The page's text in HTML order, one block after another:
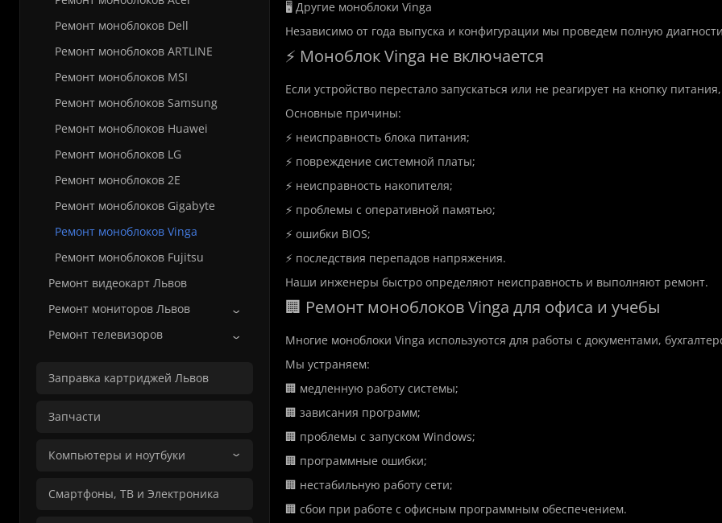
Ремонт моноблоков Dell
Ремонт моноблоков ARTLINE
Ремонт моноблоков MSI
Ремонт моноблоков Samsung
Ремонт моноблоков Huawei
Ремонт моноблоков LG
Ремонт моноблоков 2E
Ремонт моноблоков Gigabyte
Ремонт моноблоков Vinga
Ремонт моноблоков Fujitsu
Ремонт видеокарт Львов
Ремонт мониторов Львов
Ремонт телевизоров
Заправка картриджей Львов
Запчасти
Компьютеры и ноутбуки
Смартфоны, ТВ и Электроника
🖥️ Другие моноблоки Vinga
Независимо от года выпуска и конфигурации мы проведем полную
⚡ Моноблок Vinga не включается
Если устройство перестало запускаться или не реагирует на кнопку
Основные причины:
⚡ неисправность блока питания;
⚡ повреждение системной платы;
⚡ неисправность накопителя;
⚡ проблемы с оперативной памятью;
⚡ ошибки BIOS;
⚡ последствия перепадов напряжения.
Наши инженеры быстро определяют неисправность и выполняют ремонт.
🏢 Ремонт моноблоков Vinga для офиса и учебы
Многие моноблоки Vinga используются для работы с документами,
Мы устраняем:
🏢 медленную работу системы;
🏢 зависания программ;
🏢 проблемы с запуском Windows;
🏢 программные ошибки;
🏢 нестабильную работу сети;
🏢 сбои при работе с офисным программным обеспечением.